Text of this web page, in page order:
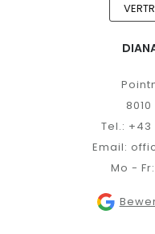
Tel.: +43
Email:
Mo -